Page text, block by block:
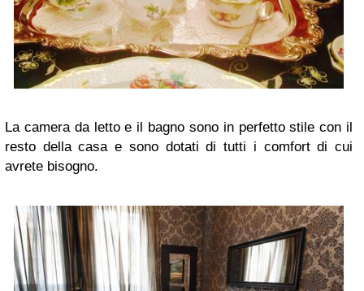
La camera da letto e il bagno sono in perfetto stile con il
resto della casa e sono dotati di tutti i comfort di cui
avrete bisogno.